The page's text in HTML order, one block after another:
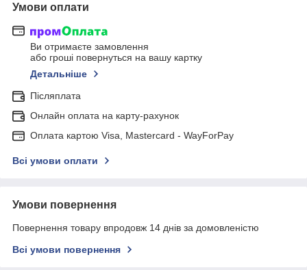
Умови оплати
Ви отримаєте замовлення
або гроші повернуться на вашу картку
Детальніше
Післяплата
Онлайн оплата на карту-рахунок
Оплата картою Visa, Mastercard - WayForPay
Всі умови оплати
Умови повернення
Повернення товару впродовж 14 днів за домовленістю
Всі умови повернення